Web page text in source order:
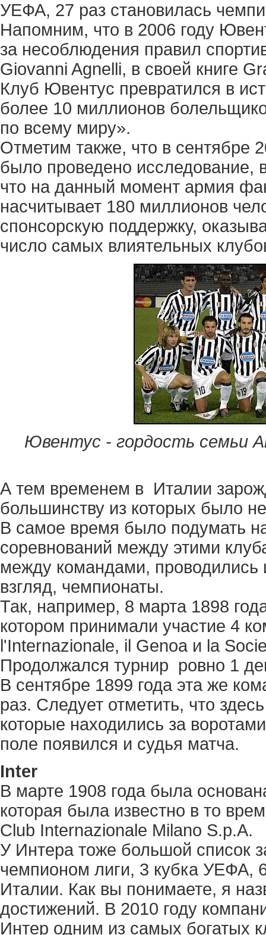
УЕФА, 27 раз становилась
Напомним, что в 2006 году
за несоблюдения правил
Giovanni Agnelli, в своей книге
Клуб Ювентус превратился в
более 10 миллионов
по всему миру».
Отметим также, что в сентябре
было проведено исследование,
что на данный момент армия
насчитывает 180 миллионов
спонсорскую поддержку,
число самых влиятельных
Ювентус - гордость семьи
А тем временем в Италии
большинству из которых было
В самое время было подумать
соревнований между этими
между командами,
взгляд, чемпионаты.
Так, например, 8 марта 1898
котором принимали участие 4
l'Internazionale, il Genoa и la
Продолжался турнир ровно 1
В сентябре 1899 года эта же
раз. Следует отметить, что
которые находились за
поле появился и судья матча.
Inter
В марте 1908 года была
которая была известно в то
Club Internazionale Milano S.p.A.
У Интера тоже большой список
чемпионом лиги, 3 кубка УЕФА,
Италии. Как вы понимаете, я
достижений. В 2010 году
Интер одним из самых богатых